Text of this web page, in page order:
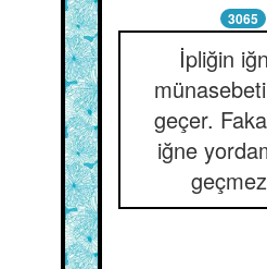
3065
İpliğin
geçer.
iğne